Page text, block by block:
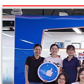
Du
nền
TƯ